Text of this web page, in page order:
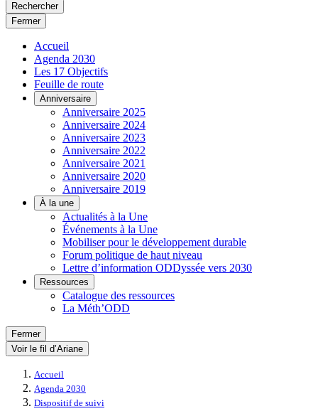
Rechercher
Fermer
Accueil
Agenda 2030
Les 17 Objectifs
Feuille de route
Anniversaire
Anniversaire 2025
Anniversaire 2024
Anniversaire 2023
Anniversaire 2022
Anniversaire 2021
Anniversaire 2020
Anniversaire 2019
À la une
Actualités à la Une
Événements à la Une
Mobiliser pour le développement durable
Forum politique de haut niveau
Lettre d’information ODDyssée vers 2030
Ressources
Catalogue des ressources
La Méth’ODD
Fermer
Voir le fil d’Ariane
Accueil
Agenda 2030
Dispositif de suivi